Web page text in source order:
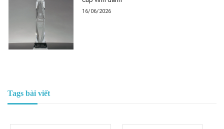
16/06/2026
Tags bài viết